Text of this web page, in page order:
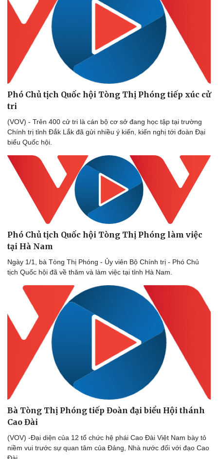
Kinh tế
Bất động sản
Giá vàng
Tiêu dùng
Tỷ giá
Phó Chủ tịch Quốc hội Tòng Thị Phóng tiếp xúc cử
tri
(VOV) - Trên 400 cử tri là cán bộ cơ sở đang học tập tại trường
Chính trị tỉnh Đắk Lắk đã gửi nhiều ý kiến, kiến nghị tới đoàn Đại
biểu Quốc hội.
Phó Chủ tịch Quốc hội Tòng Thị Phóng làm việc
tại Hà Nam
Ngày 1/1, bà Tòng Thị Phóng - Ủy viên Bộ Chính trị - Phó Chủ
tịch Quốc hội đã về thăm và làm việc tại tỉnh Hà Nam.
Bà Tòng Thị Phóng tiếp Đoàn đại biểu Hội thánh
Cao Đài
(VOV) -Đại diện của 12 tổ chức hệ phái Cao Đài Việt Nam bày tỏ
niềm vui trước sự quan tâm của Đảng, Nhà nước đối với đạo Cao